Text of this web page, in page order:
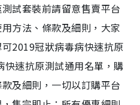
試套裝前請留意售賣平台
方法、條款及細則，大家
2019冠狀病毒病快速抗原
速抗原測試通用名單，購
及細則，一切以訂購平台